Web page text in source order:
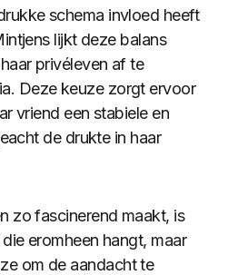
schema invloed heeft
lijkt deze balans
privéleven af te
Deze keuze zorgt ervoor
vriend een stabiele en
de drukte in haar
zo fascinerend maakt, is
eromheen hangt, maar
om de aandacht te